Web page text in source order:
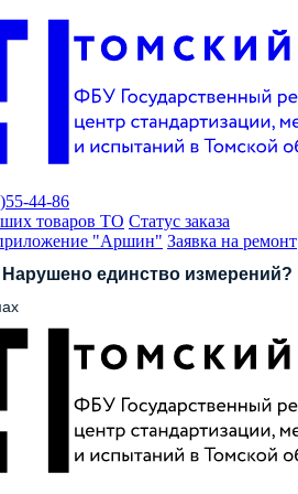
55-44-86
товаров ТО Статус заказа
"Аршин" Заявка на ремонт
единство измерений?